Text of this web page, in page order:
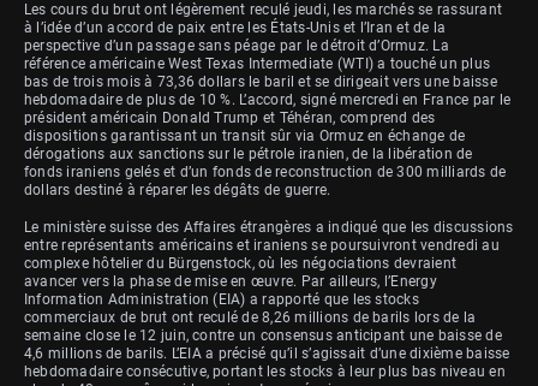
Les cours du brut ont légèrement reculé jeudi, les marchés se rassurant
à l’idée d’un accord de paix entre les États-Unis et l’Iran et de la
perspective d’un passage sans péage par le détroit d’Ormuz. La
référence américaine West Texas Intermediate (WTI) a touché un plus
bas de trois mois à 73,36 dollars le baril et se dirigeait vers une baisse
hebdomadaire de plus de 10 %. L’accord, signé mercredi en France par le
président américain Donald Trump et Téhéran, comprend des
dispositions garantissant un transit sûr via Ormuz en échange de
dérogations aux sanctions sur le pétrole iranien, de la libération de
fonds iraniens gelés et d’un fonds de reconstruction de 300 milliards de
dollars destiné à réparer les dégâts de guerre.
Le ministère suisse des Affaires étrangères a indiqué que les discussions
entre représentants américains et iraniens se poursuivront vendredi au
complexe hôtelier du Bürgenstock, où les négociations devraient
avancer vers la phase de mise en œuvre. Par ailleurs, l’Energy
Information Administration (EIA) a rapporté que les stocks
commerciaux de brut ont reculé de 8,26 millions de barils lors de la
semaine close le 12 juin, contre un consensus anticipant une baisse de
4,6 millions de barils. L’EIA a précisé qu’il s’agissait d’une dixième baisse
hebdomadaire consécutive, portant les stocks à leur plus bas niveau en